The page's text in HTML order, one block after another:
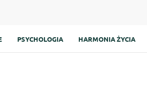
PSYCHOLOGIA HARMONIA ŻYCIA